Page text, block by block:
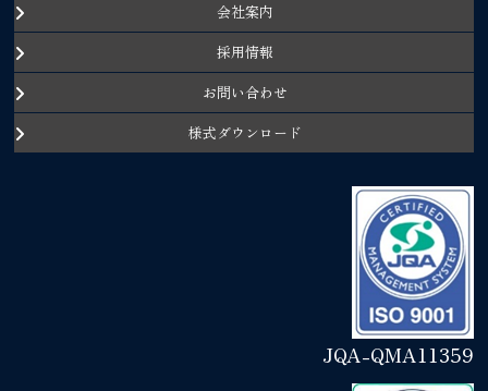
会社案内
採用情報
お問い合わせ
様式ダウンロード
JQA-QMA11359